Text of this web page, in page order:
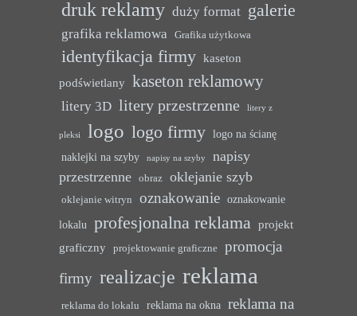
druk reklamy duży format galerie
grafika reklamowa Grafika użytkowa
identyfikacja firmy kaseton
podświetlany kaseton reklamowy
litery 3D litery przestrzenne litery z
pleksi logo logo firmy logo na ścianę
naklejki na szyby
napisy na szyby
napisy
przestrzenne
obraz oklejanie szyb
oklejanie witryn oznakowanie oznakowanie
lokalu profesjonalna reklama projekt
graficzny
projektowanie graficzne
promocja
firmy realizacje reklama
reklama do lokalu reklama na okna reklama na